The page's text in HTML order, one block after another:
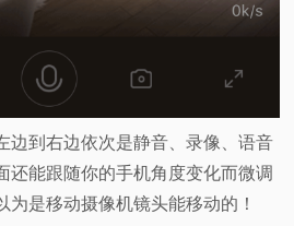
边到右边依次是静音、录像、语音
还能跟随你的手机角度变化而微调
为是移动摄像机镜头能移动的！